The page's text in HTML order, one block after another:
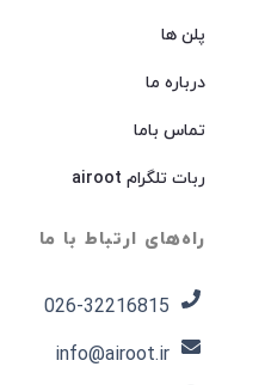
پلن ها
درباره ما
تماس باما
ربات تلگرام airoot
راه‌های ارتباط با ما
026-32216815​
info@airoot.ir